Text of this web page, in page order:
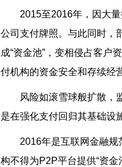
2015至2016年，因大
公司支付牌照。与此同时，
成“资金池”，变相侵占客户
付机构的资金安全和存续经
风险如滚雪球般扩散，
是在强化支付回归其基础设
2016年是互联网金融
构不得为P2P平台提供“资